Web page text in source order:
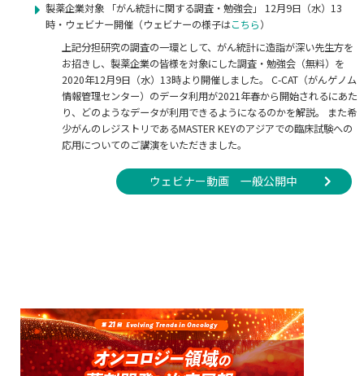
製薬企業対象 「がん統計に関する調査・勉強会」 12月9日（水）13
時・ウェビナー開催（ウェビナーの様子はこちら）
上記分担研究の調査の一環として、がん統計に造詣が深い先生方を
お招きし、製薬企業の皆様を対象にした調査・勉強会（無料）を
2020年12月9日（水）13時より開催しました。 C-CAT（がんゲノム
情報管理センター）のデータ利用が2021年春から開始されるにあた
り、どのようなデータが利用できるようになるのかを解説。 また希
少がんのレジストリであるMASTER KEYのアジアでの臨床試験への
応用についてのご講演をいただきました。
ウェビナー動画 一般公開中